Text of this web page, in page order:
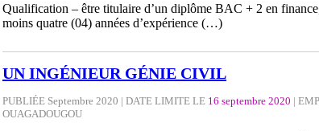
Qualification – être titulaire d’un diplôme BAC + 2 en
moins quatre (04) années d’expérience (…)
UN INGÉNIEUR GÉNIE CIVIL
PUBLIÉE Septembre 2020 | DATE LIMITE LE 16 septembre 2020 |
OUAGADOUGOU